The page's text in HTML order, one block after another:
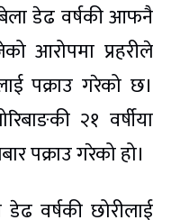
डेढ वर्षकी आफनै
आरोपमा प्रहरीले
पक्राउ गरेको छ।
२१ वर्षीया
पक्राउ गरेको हो।
वर्षकी छोरीलाई